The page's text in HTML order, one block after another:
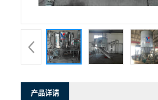
产品详请